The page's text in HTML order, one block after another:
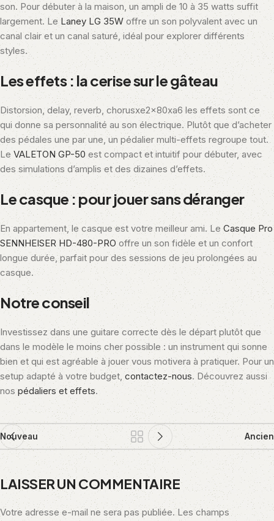
son. Pour débuter à la maison, un ampli de 10 à 35 watts suffit
largement. LeLaney LG 35Woffre un son polyvalent avec un
canal clair et un canal saturé, idéal pour explorer différents
styles.
Les effets : la cerise sur le gâteau
Distorsion, delay, reverb, chorusxe2x80xa6 les effets sont ce
qui donne sa personnalité au son électrique. Plutôt que d’acheter
des pédales une par une, un pédalier multi-effets regroupe tout.
Le VALETON GP-50est compact et intuitif pour débuter, avec
des simulations d’amplis et des dizaines d’effets.
Le casque : pour jouer sans déranger
En appartement, le casque est votre meilleur ami. LeCasque Pro
SENNHEISER HD-480-PROoffre un son fidèle et un confort
longue durée, parfait pour des sessions de jeu prolongées au
casque.
Notre conseil
Investissez dans une guitare correcte dès le départ plutôt que
dans le modèle le moins cher possible : un instrument qui sonne
bien et qui est agréable à jouer vous motivera à pratiquer. Pour un
setup adapté à votre budget,contactez-nous. Découvrez aussi
nospédaliers et effets.
Nouveau Ancien
LAISSER UN COMMENTAIRE
Votre adresse e-mail ne sera pas publiée. Les champs